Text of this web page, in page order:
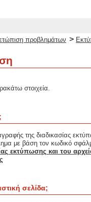
προβλημάτων >
στοιχεία.
της διαδικασίας
με βάση τον κωδικό
εκτύπωσης και του
σελίδα;